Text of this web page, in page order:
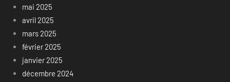
mai 2025
avril 2025
mars 2025
février 2025
janvier 2025
décembre 2024